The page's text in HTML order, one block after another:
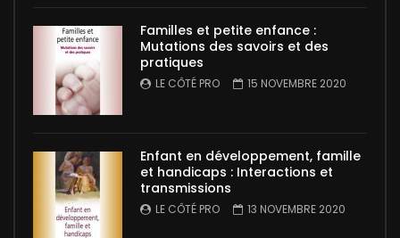
Familles et petite enfance :
Mutations des savoirs et des
pratiques
LE CÔTÉ PRO 15 NOVEMBRE 2020
Enfant en développement, famille
et handicaps : Interactions et
transmissions
LE CÔTÉ PRO 13 NOVEMBRE 2020